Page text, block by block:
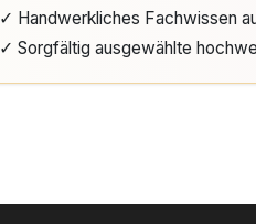
✓ Handwerkliches Fachwissen
✓ Sorgfältig ausgewählte